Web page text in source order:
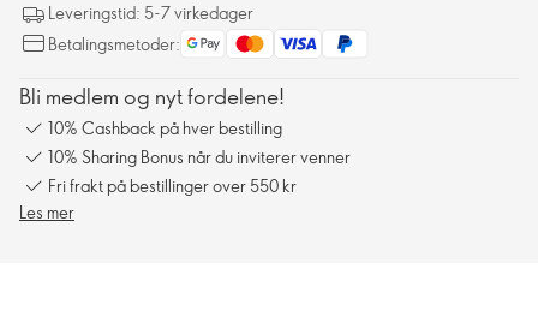
Leveringstid: 5-7 virkedager
Betalingsmetoder:
Bli medlem og nyt fordelene!
10% Cashback på hver bestilling
10% Sharing Bonus når du inviterer venner
Fri frakt på bestillinger over 550 kr
Les mer